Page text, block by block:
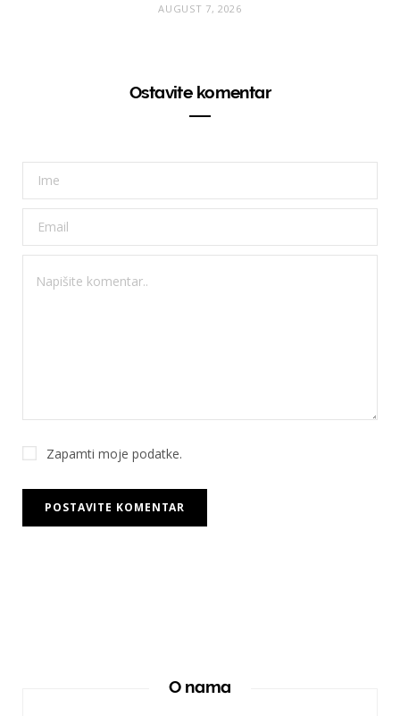
AUGUST 7, 2026
Ostavite komentar
Zapamti moje podatke.
O nama